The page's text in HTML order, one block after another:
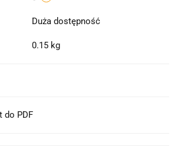
Duża dostępność
0.15 kg
do PDF